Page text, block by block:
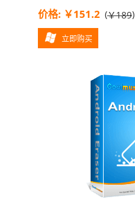
价格: ￥151.2 (￥189)
立即购买